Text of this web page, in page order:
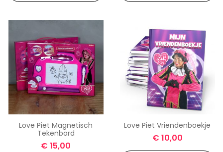
Love Piet Magnetisch
Tekenbord
€ 15,00
Love Piet Vriendenboekje
€ 10,00